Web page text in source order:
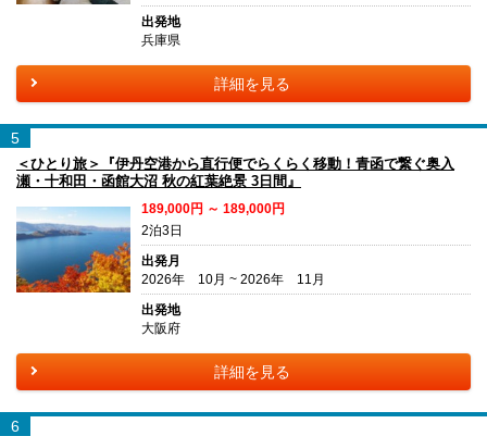
出発地
兵庫県
詳細を見る
5
＜ひとり旅＞『伊丹空港から直行便でらくらく移動！青函で繋ぐ奥入
瀬・十和田・函館大沼 秋の紅葉絶景 3日間』
189,000円 ～ 189,000円
2泊3日
出発月
2026年 10月 ~ 2026年 11月
出発地
大阪府
詳細を見る
6